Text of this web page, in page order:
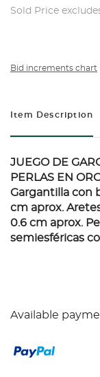
Sold Price
Bid increments chart
Item Description
JUEGO DE
PERLAS EN
Gargantilla con
cm aprox.
0.6 cm aprox.
semiesféricas
Available